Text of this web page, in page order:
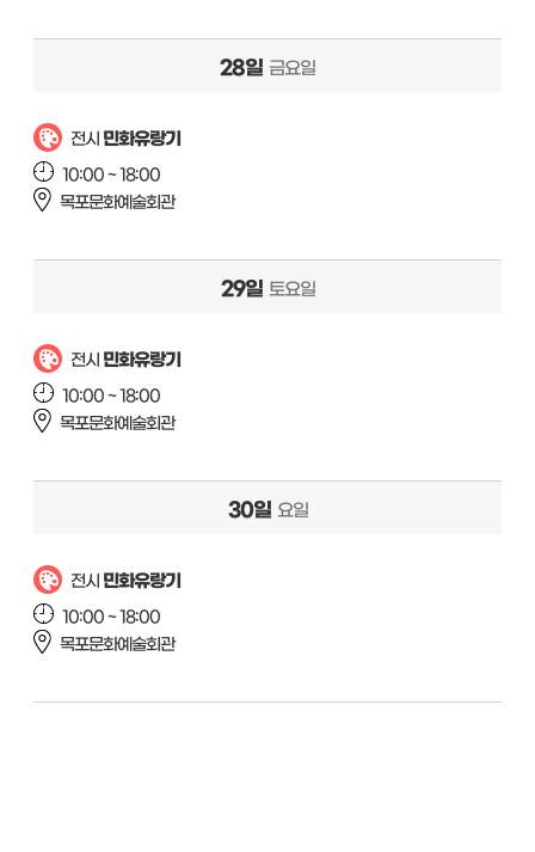
28일 금요일
전시 민화유랑기
10:00 ~ 18:00
목포문화예술회관
29일 토요일
전시 민화유랑기
10:00 ~ 18:00
목포문화예술회관
30일 요일
전시 민화유랑기
10:00 ~ 18:00
목포문화예술회관